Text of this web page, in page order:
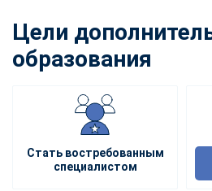
Цели
образования
Стать востребованным
специалистом